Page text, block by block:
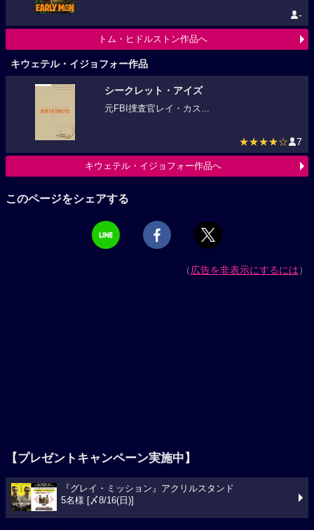
-
トム・ヒドルストン作品へ
キウェテル・イジョフォー作品
シークレット・アイズ
元FBI捜査官レイ・カス...
★★★★☆ 7
キウェテル・イジョフォー作品へ
このページをシェアする
（広告を非表示にするには）
【プレゼントキャンペーン実施中】
『グレイ・ミッション』アクリルスタンド
5名様 [〆8/16(日)]